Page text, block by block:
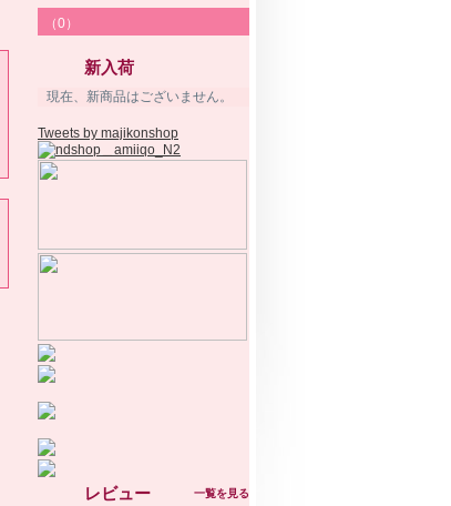
（0）
新入荷
現在、新商品はございません。
Tweets by majikonshop
レビュー 一覧を見る